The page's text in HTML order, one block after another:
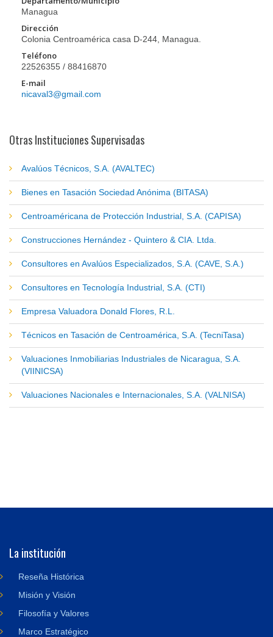
Managua
Dirección
Colonia Centroamérica casa D-244, Managua.
Teléfono
22526355 / 88416870
E-mail
nicaval3@gmail.com
Otras Instituciones Supervisadas
Avalúos Técnicos, S.A. (AVALTEC)
Bienes en Tasación Sociedad Anónima (BITASA)
Centroaméricana de Protección Industrial, S.A. (CAPISA)
Construcciones Hernández - Quintero & CIA. Ltda.
Consultores en Avalúos Especializados, S.A. (CAVE, S.A.)
Consultores en Tecnología Industrial, S.A. (CTI)
Empresa Valuadora Donald Flores, R.L.
Técnicos en Tasación de Centroamérica, S.A. (TecniTasa)
Valuaciones Inmobiliarias Industriales de Nicaragua, S.A.
(VIINICSA)
Valuaciones Nacionales e Internacionales, S.A. (VALNISA)
La institución
Reseña Histórica
Misión y Visión
Filosofía y Valores
Marco Estratégico